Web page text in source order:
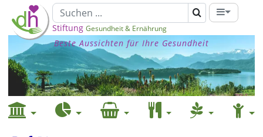
Stiftung Gesundheit & Ernährung
Beste Aussichten für Ihre Gesundheit